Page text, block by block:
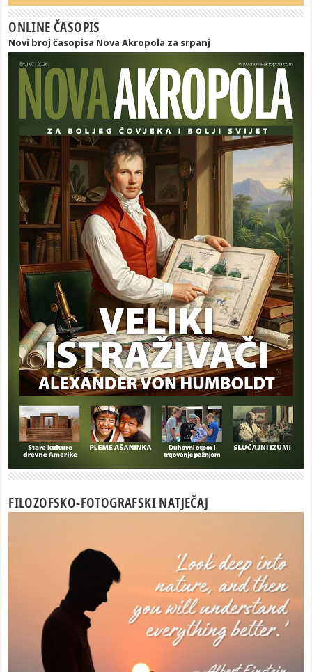
ONLINE ČASOPIS
Novi broj časopisa Nova Akropola za srpanj
FILOZOFSKO-FOTOGRAFSKI NATJEČAJ